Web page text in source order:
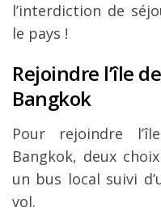
l’interdiction de
le pays !
Rejoindre l’île
Bangkok
Pour rejoindre
Bangkok, deux
un bus local suivi
vol.